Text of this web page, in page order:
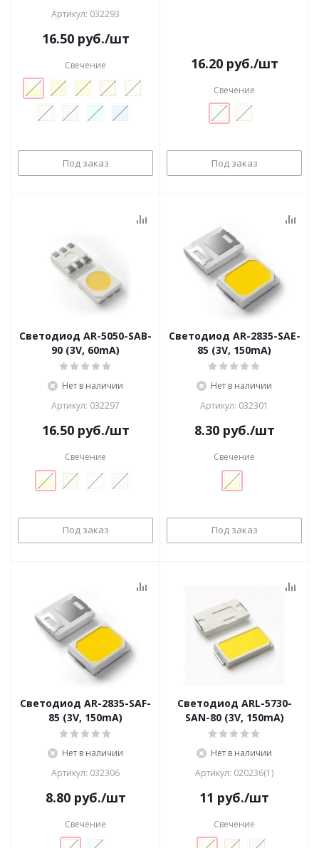
Артикул: 032293
16.50руб./шт
Свечение
Под заказ
16.20руб./шт
Свечение
Под заказ
Светодиод AR-5050-SAB-
90 (3V, 60mA)
Нет в наличии
Артикул: 032297
16.50руб./шт
Свечение
Под заказ
Светодиод AR-2835-SAE-
85 (3V, 150mA)
Нет в наличии
Артикул: 032301
8.30руб./шт
Свечение
Под заказ
Светодиод AR-2835-SAF-
85 (3V, 150mA)
Нет в наличии
Артикул: 032306
8.80руб./шт
Свечение
Светодиод ARL-5730-
SAN-80 (3V, 150mA)
Нет в наличии
Артикул: 020236(1)
11 руб./шт
Свечение